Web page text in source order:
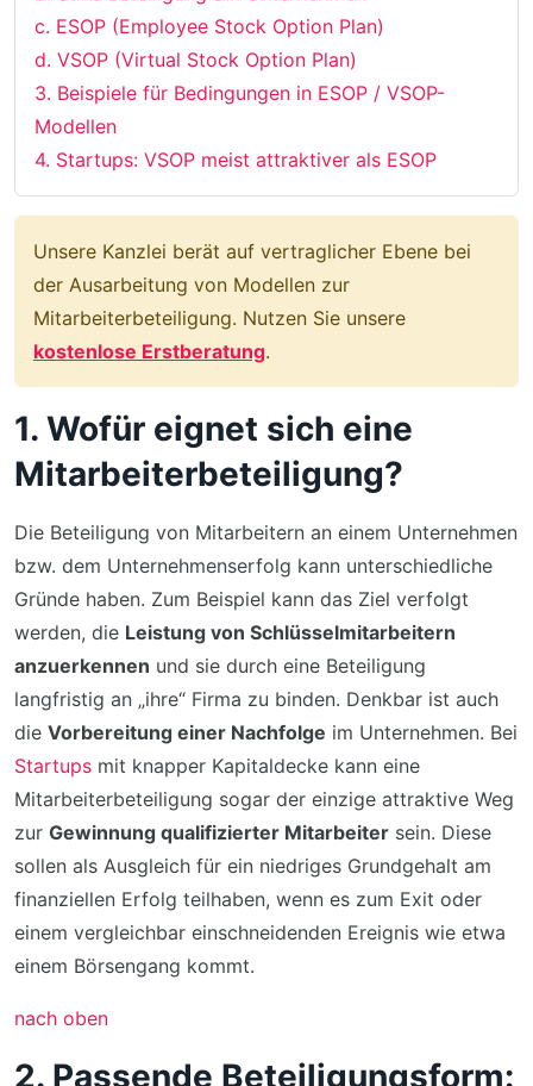
c. ESOP (Employee Stock Option Plan)
d. VSOP (Virtual Stock Option Plan)
3. Beispiele für Bedingungen in ESOP / VSOP-
Modellen
4. Startups: VSOP meist attraktiver als ESOP
Unsere Kanzlei berät auf vertraglicher Ebene bei
der Ausarbeitung von Modellen zur
Mitarbeiterbeteiligung. Nutzen Sie unsere
kostenlose Erstberatung.
1. Wofür eignet sich eine
Mitarbeiterbeteiligung?
Die Beteiligung von Mitarbeitern an einem Unternehmen
bzw. dem Unternehmenserfolg kann unterschiedliche
Gründe haben. Zum Beispiel kann das Ziel verfolgt
werden, die Leistung von Schlüsselmitarbeitern
anzuerkennen und sie durch eine Beteiligung
langfristig an „ihre“ Firma zu binden. Denkbar ist auch
die Vorbereitung einer Nachfolge im Unternehmen. Bei
Startups mit knapper Kapitaldecke kann eine
Mitarbeiterbeteiligung sogar der einzige attraktive Weg
zur Gewinnung qualifizierter Mitarbeiter sein. Diese
sollen als Ausgleich für ein niedriges Grundgehalt am
finanziellen Erfolg teilhaben, wenn es zum Exit oder
einem vergleichbar einschneidenden Ereignis wie etwa
einem Börsengang kommt.
nach oben
2. Passende Beteiligungsform: